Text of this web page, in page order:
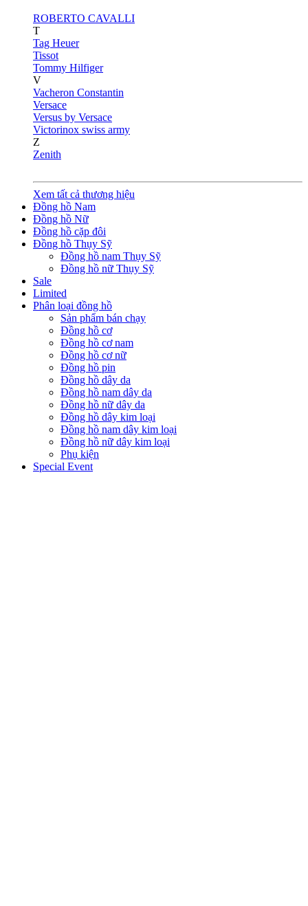
ROBERTO CAVALLI
T
Tag Heuer
Tissot
Tommy Hilfiger
V
Vacheron Constantin
Versace
Versus by Versace
Victorinox swiss army
Z
Zenith
Xem tất cả thương hiệu
Đồng hồ Nam
Đồng hồ Nữ
Đồng hồ cặp đôi
Đồng hồ Thụy Sỹ
Đồng hồ nam Thụy Sỹ
Đồng hồ nữ Thụy Sỹ
Sale
Limited
Phân loại đồng hồ
Sản phẩm bán chạy
Đồng hồ cơ
Đồng hồ cơ nam
Đồng hồ cơ nữ
Đồng hồ pin
Đồng hồ dây da
Đồng hồ nam dây da
Đồng hồ nữ dây da
Đồng hồ dây kim loại
Đồng hồ nam dây kim loại
Đồng hồ nữ dây kim loại
Phụ kiện
Special Event